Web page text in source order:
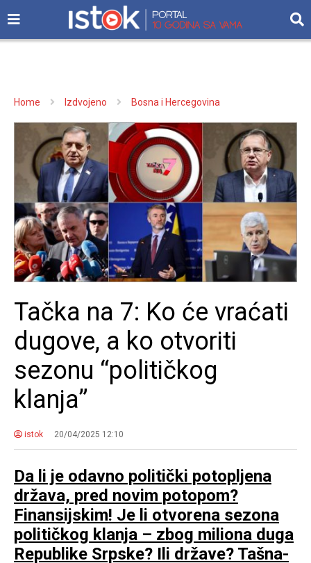
Home Izdvojeno Bosna i Hercegovina
Tačka na 7: Ko će vraćati
dugove, a ko otvoriti
sezonu “političkog
klanja”
istok 20/04/2025 12:10
Da li je odavno politički potopljena
država, pred novim potopom?
Finansijskim! Je li otvorena sezona
političkog klanja – zbog miliona duga
Republike Srpske? Ili države? Tašna-